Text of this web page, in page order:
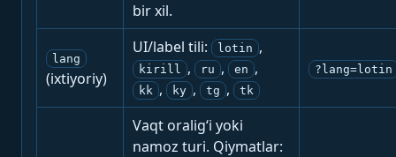
bir xil.
lang
(ixtiyoriy)
UI/label tili: lotin ,
kirill , ru , en ,
kk , ky , tg , tk
?lang=lotin
Vaqt oralig‘i yoki
namoz turi. Qiymatlar: